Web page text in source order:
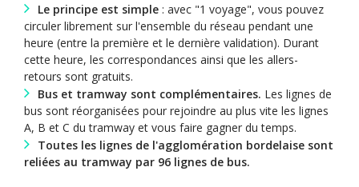
Le principe est simple : avec "1 voyage", vous pouvez
circuler librement sur l'ensemble du réseau pendant une
heure (entre la première et le dernière validation). Durant
cette heure, les correspondances ainsi que les allers-
retours sont gratuits.
Bus et tramway sont complémentaires. Les lignes de
bus sont réorganisées pour rejoindre au plus vite les lignes
A, B et C du tramway et vous faire gagner du temps.
Toutes les lignes de l'agglomération bordelaise sont
reliées au tramway par 96 lignes de bus.